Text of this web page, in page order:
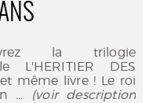
la trilogie
L'HERITIER DES
même livre ! Le roi
... (voir description